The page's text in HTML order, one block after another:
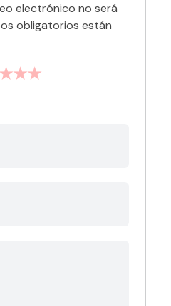
electrónico no será
obligatorios están